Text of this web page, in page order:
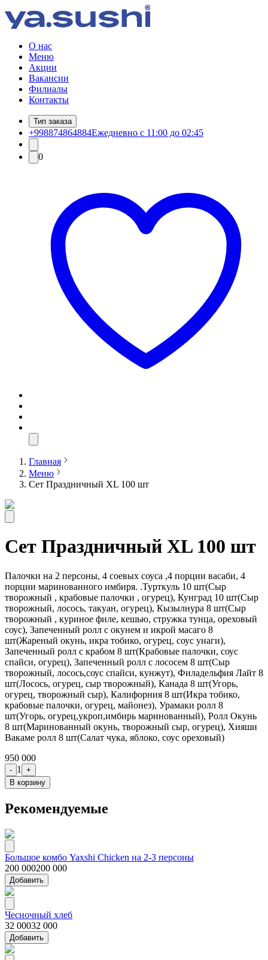
О нас
Меню
Акции
Вакансии
Филиалы
Контакты
Тип заказа
+998874864884Ежедневно с 11:00 до 02:45
0
Главная
Меню
Сет Праздничный XL 100 шт
Сет Праздничный XL 100 шт
Палочки на 2 персоны, 4 соевых соуса ,4 порции васаби, 4
порции маринованного имбиря. .Турткуль 10 шт(Сыр
творожный , крабовые палочки , огурец), Кунград 10 шт(Сыр
творожный, лосось, такуан, огурец), Кызылнура 8 шт(Сыр
творожный , куриное филе, кешью, стружка тунца, ореховый
соус), Запеченный ролл с окунем и икрой масаго 8
шт(Жареный окунь, икра тобико, огурец, соус унаги),
Запеченный ролл с крабом 8 шт(Крабовые палочки, соус
спайси, огурец), Запеченный ролл с лососем 8 шт(Сыр
творожный, лосось,соус спайси, кунжут), Филадельфия Лайт 8
шт(Лосось, огурец, сыр творожный), Канада 8 шт(Угорь,
огурец, творожный сыр), Калифорния 8 шт(Икра тобико,
крабовые палочки, огурец, майонез), Урамаки ролл 8
шт(Угорь, огурец,укроп,имбирь маринованный), Ролл Окунь
8 шт(Маринованный окунь, творожный сыр, огурец), Хияши
Вакаме ролл 8 шт(Салат чука, яблоко, соус ореховый)
950 000
- 1
+
В корзину
Рекомендуемые
Большое комбо Yaxshi Chicken на 2-3 персоны
200 000200 000
Добавить
Чесночный хлеб
32 00032 000
Добавить